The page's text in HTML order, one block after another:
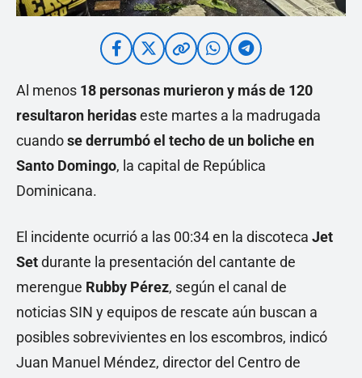
Al menos 18 personas murieron y más de 120
resultaron heridaseste martes a la madrugada
cuandose derrumbó el techo de un boliche en
Santo Domingo, la capital de República
Dominicana.
El incidente ocurrió a las 00:34 en la discoteca Jet
Setdurante la presentación del cantante de
merengue Rubby Pérez, según el canal de
noticias SIN y equipos de rescate aún buscan a
posibles sobrevivientes en los escombros, indicó
Juan Manuel Méndez, director del Centro de